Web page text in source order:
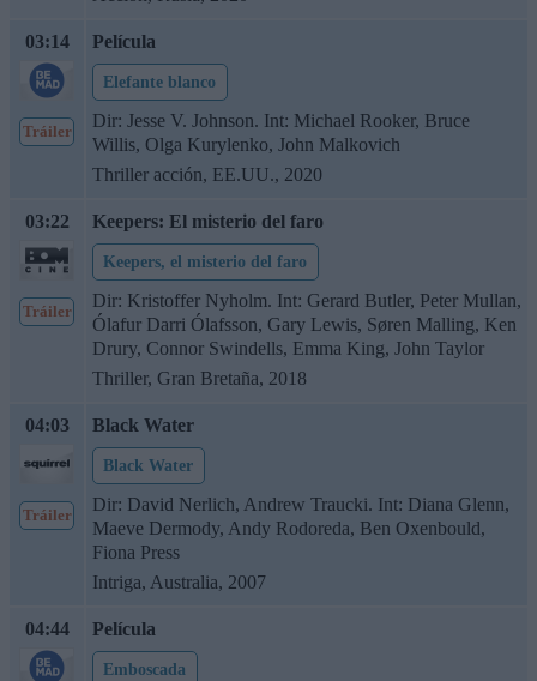
03:14
Tráiler
Película
Elefante blanco
Dir: Jesse V. Johnson. Int: Michael Rooker, Bruce
Willis, Olga Kurylenko, John Malkovich
Thriller acción, EE.UU., 2020
03:22
Tráiler
Keepers: El misterio del faro
Keepers, el misterio del faro
Dir: Kristoffer Nyholm. Int: Gerard Butler, Peter Mullan,
Ólafur Darri Ólafsson, Gary Lewis, Søren Malling, Ken
Drury, Connor Swindells, Emma King, John Taylor
Thriller, Gran Bretaña, 2018
04:03
Tráiler
Black Water
Black Water
Dir: David Nerlich, Andrew Traucki. Int: Diana Glenn,
Maeve Dermody, Andy Rodoreda, Ben Oxenbould,
Fiona Press
Intriga, Australia, 2007
04:44 Película
Emboscada